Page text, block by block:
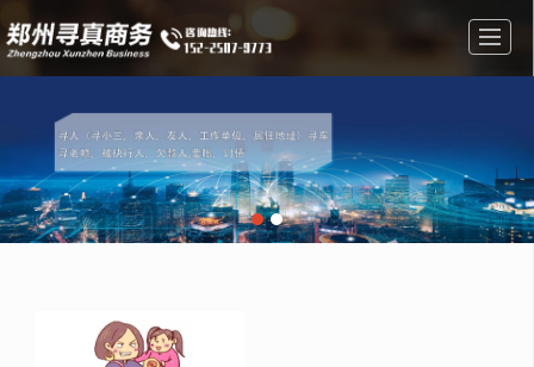
公司介绍 成功案例 新闻动态 联系我们